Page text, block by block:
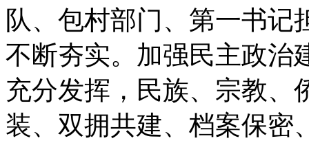
队、包村部门、第一书记
不断夯实。加强民主政治
充分发挥，民族、宗教、
装、双拥共建、档案保密